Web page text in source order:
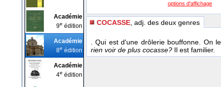
Académie
9e édition
Académie
8e édition
Académie
4e édition
options d'affichage
COCASSE , adj. des deux genres
. Qui est d'une drôlerie bouffonne. On
rien voir de plus cocasse? Il est familier.